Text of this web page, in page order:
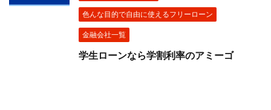
色んな目的で自由に使えるフリーローン
金融会社一覧
学生ローンなら学割利率のアミーゴ